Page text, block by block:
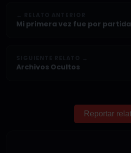
Mi primera vez fue por
Archivos Ocultos
Reportar